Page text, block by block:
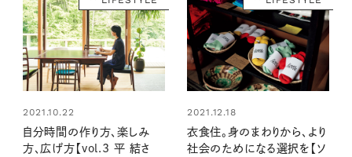
2021.10.22
自分時間の作り方、楽しみ
方、広げ方【vol.3 平 結さ
2021.12.18
衣食住。身のまわりから、より
社会のためになる選択を【ソ